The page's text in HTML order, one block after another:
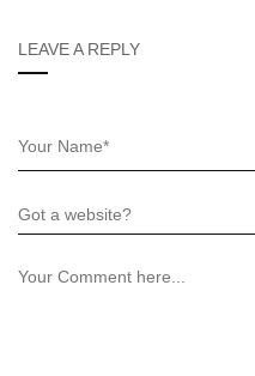
LEAVE A REPLY